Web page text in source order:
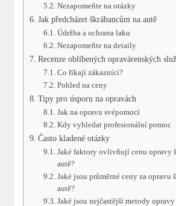
Nezapomeňte na otázky
Jak předcházet škrábancům na autě
Údržba a ochrana laku
Nezapomeňte na detaily
Recenze oblíbených opravárenských
Co říkají zákazníci?
Pohled na ceny
Tipy pro úsporu na opravách
Jak na opravu svépomocí
Kdy vyhledat profesionální pomoc
Často kladené otázky
Jaké faktory ovlivňují cenu opravy
autě?
Jaké jsou průměrné ceny za opravu
autě?
Jaké jsou nejčastější metody opravy